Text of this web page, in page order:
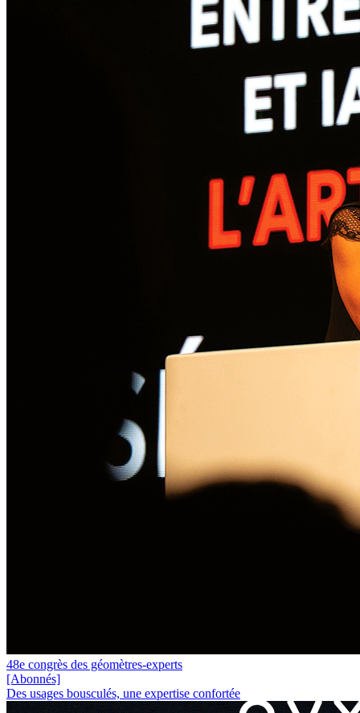
48e congrès des géomètres-experts
[Abonnés]
Des usages bousculés, une expertise confortée